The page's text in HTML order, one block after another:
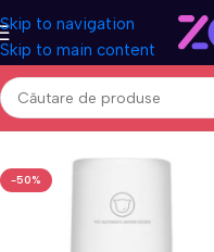
Skip to navigation
Skip to main content
Prima pagină Acasa Petshop
-50%